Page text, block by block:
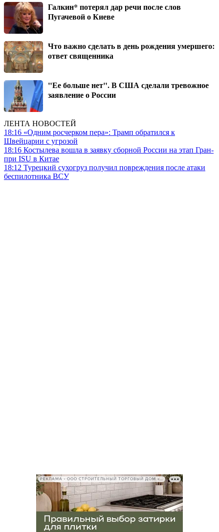
Галкин* потерял дар речи после слов
Пугачевой о Киеве
Что важно сделать в день рождения умершего:
ответ священника
"Ее больше нет". В США сделали тревожное
заявление о России
ЛЕНТА НОВОСТЕЙ
18:16 «Одним росчерком пера»: Трамп обратился к
Швейцарии с угрозой
18:16 Костылева вошла в заявку сборной России на этап Гран-
при ISU в Китае
18:12 Турецкий сухогруз получил повреждения после атаки
беспилотника ВСУ
РЕКЛАМА • ООО СТРОИТЕЛЬНЫЙ ТОРГОВЫЙ ДОМ «ПЕТРОВИЧ», ИНН 7802348846